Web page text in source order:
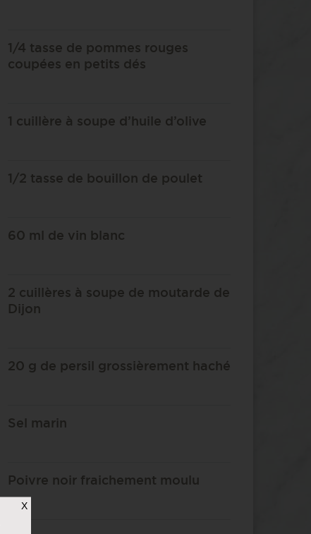
1/4 tasse de pommes rouges
coupées en petits dés
1 cuillère à soupe d’huile d’olive
1/2 tasse de bouillon de poulet
60 ml de vin blanc
2 cuillères à soupe de moutarde de
Dijon
20 g de persil grossièrement haché
Sel marin
Poivre noir fraichement moulu
X